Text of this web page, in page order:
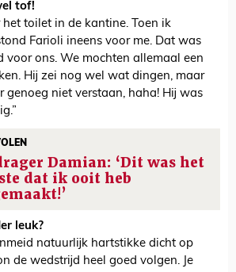
tof!
het toilet in de kantine. Toen ik
Farioli ineens voor me. Dat was
voor ons. We mochten allemaal een
Hij zei nog wel wat dingen, maar
genoeg niet verstaan, haha! Hij was
Damian: ‘Dit was het
dat ik ooit heb
leuk?
natuurlijk hartstikke dicht op
de wedstrijd heel goed volgen. Je